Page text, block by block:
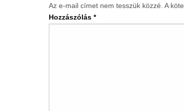
Az e-mail címet nem tesszük közzé. A
Hozzászólás *